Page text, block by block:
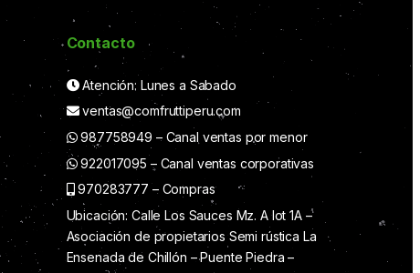
Contacto
Atención: Lunes a Sabado
ventas@comfruttiperu.com
987758949 – Canal ventas por menor
922017095 – Canal ventas corporativas
970283777 – Compras
Ubicación: Calle Los Sauces Mz. A lot 1A –
Asociación de propietarios Semi rústica La
Ensenada de Chillón – Puente Piedra –